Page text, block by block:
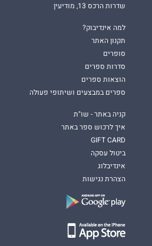
שדרות הרכס 13, מודיעין
למה אינדיבוק?
תקנון האתר
סופרים
סדרות ספרים
הוצאות ספרים
ספרים במבצעים ושיתופי פעולה
קניה באתר - שו"ת
איך לרכוש ספר באתר
GIFT CARD
ביטול עסקה
אינדיבלוג
הצהרת נגישות